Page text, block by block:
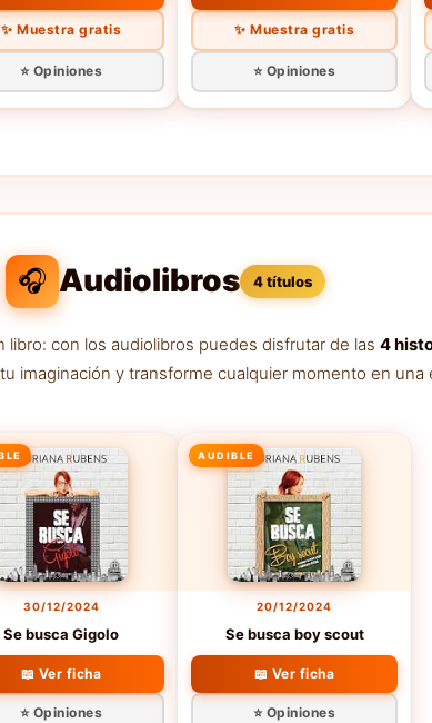
✨ Muestra gratis
⭐ Opiniones
✨ Muestra gratis
⭐ Opiniones
🎧 Audiolibros 4 títulos
con los audiolibros puedes disfrutar de las 4
imaginación y transforme cualquier momento en
30/12/2024
Se busca Gigolo
📖 Ver ficha
⭐ Opiniones
AUDIBLE
20/12/2024
Se busca boy scout
📖 Ver ficha
⭐ Opiniones